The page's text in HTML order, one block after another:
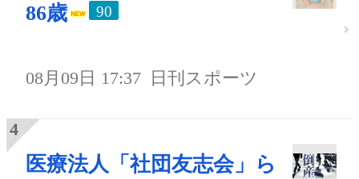
86歳
90
08月09日 17:37 日刊スポーツ
医療法人「社団友志会」ら